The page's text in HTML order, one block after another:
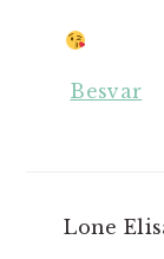
Besvar
Lone